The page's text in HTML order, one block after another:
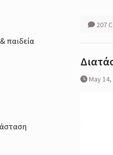
207
May 14,
παιδεία